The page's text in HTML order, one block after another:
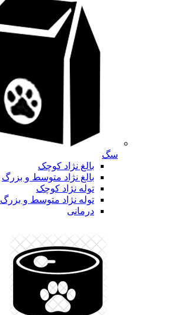
سگ
بالغ نژاد کوچک
بالغ نژاد متوسط و بزرگ
توله نژاد کوچک
توله نژاد متوسط و بزرگ
درمانی